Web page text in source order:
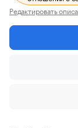
Редактировать